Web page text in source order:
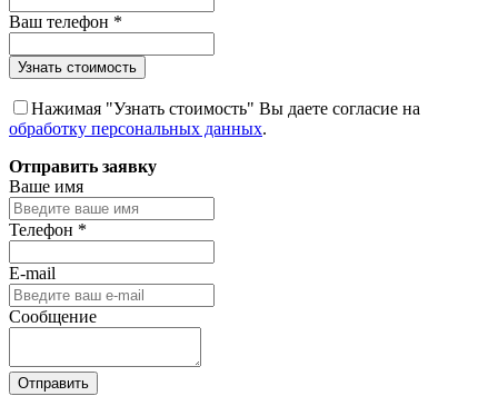
Ваш телефон *
Нажимая "Узнать стоимость" Вы даете согласие на
обработку персональных данных.
Отправить заявку
Ваше имя
Телефон *
E-mail
Сообщение